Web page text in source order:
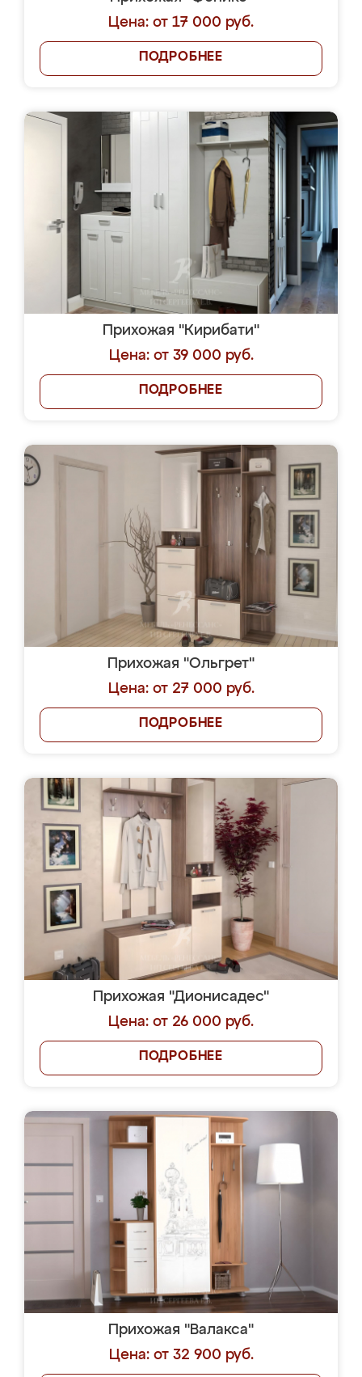
Цена: от 17 000 руб.
ПОДРОБНЕЕ
Прихожая "Кирибати"
Цена: от 39 000 руб.
ПОДРОБНЕЕ
Прихожая "Ольгрет"
Цена: от 27 000 руб.
ПОДРОБНЕЕ
Прихожая "Дионисадес"
Цена: от 26 000 руб.
ПОДРОБНЕЕ
Прихожая "Валакса"
Цена: от 32 900 руб.